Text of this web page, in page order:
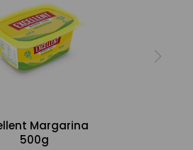
Margarina
500g